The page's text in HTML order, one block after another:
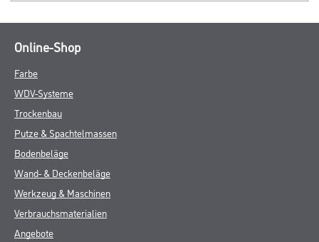
Online-Shop
Farbe
WDV-Systeme
Trockenbau
Putze & Spachtelmassen
Bodenbeläge
Wand- & Deckenbeläge
Werkzeug & Maschinen
Verbrauchsmaterialien
Angebote